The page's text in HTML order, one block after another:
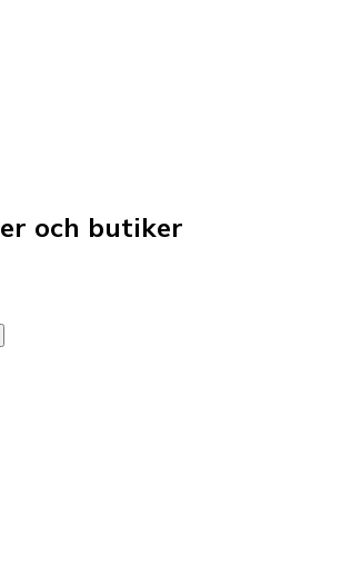
och butiker